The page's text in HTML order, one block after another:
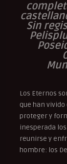
Sin
Los Eternos
que han
proteger y
inesperada
reunirse y
hombre: los